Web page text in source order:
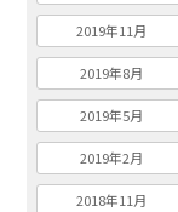
2019年11月
2019年8月
2019年5月
2019年2月
2018年11月